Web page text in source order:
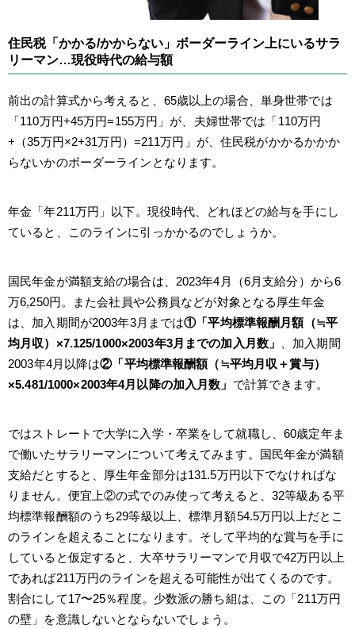
住民税「かかる/かからない」ボーダーライン上にいるサラ
リーマン…現役時代の給与額
前出の計算式から考えると、65歳以上の場合、単身世帯では
「110万円+45万円=155万円」が、夫婦世帯では「110万円
+（35万円×2+31万円）=211万円」が、住民税がかかるかかか
らないかのボーダーラインとなります。
年金「年211万円」以下。現役時代、どれほどの給与を手にし
ていると、このラインに引っかかるのでしょうか。
国民年金が満額支給の場合は、2023年4月（6月支給分）から6
万6,250円。また会社員や公務員などが対象となる厚生年金
は、加入期間が2003年3月までは①「平均標準報酬月額（≒平
均月収）×7.125/1000×2003年3月までの加入月数」
、加入期間
2003年4月以降は②「平均標準報酬額（≒平均月収＋賞与）
×5.481/1000×2003年4月以降の加入月数」 で計算できます。
ではストレートで大学に入学・卒業をして就職し、60歳定年ま
で働いたサラリーマンについて考えてみます。国民年金が満額
支給だとすると、厚生年金部分は131.5万円以下でなければな
りません。便宜上②の式でのみ使って考えると、32等級ある平
均標準報酬額のうち29等級以上、標準月額54.5万円以上だとこ
のラインを超えることになります。そして平均的な賞与を手に
していると仮定すると、大卒サラリーマンで月収で42万円以上
であれば211万円のラインを超える可能性が出てくるのです。
割合にして17〜25％程度。少数派の勝ち組は、この「211万円
の壁」を意識しないとならないでしょう。